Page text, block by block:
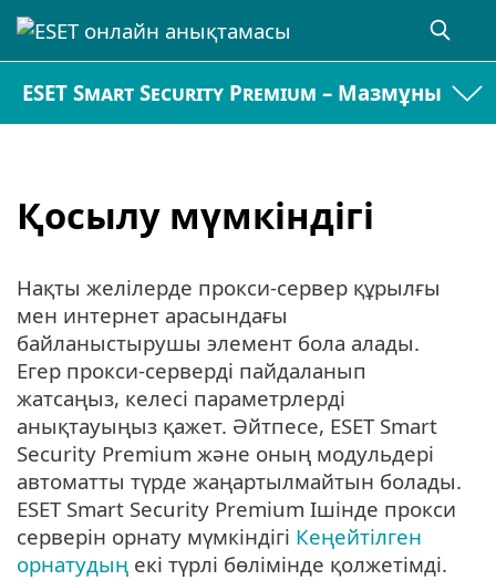
ESET Smart Security Premium – Мазмұны
Қосылу мүмкіндігі
Нақты желілерде прокси-сервер құрылғы
мен интернет арасындағы
байланыстырушы элемент бола алады.
Егер прокси-серверді пайдаланып
жатсаңыз, келесі параметрлерді
анықтауыңыз қажет. Әйтпесе, ESET Smart
Security Premium және оның модульдері
автоматты түрде жаңартылмайтын болады.
ESET Smart Security Premium Ішінде прокси
серверін орнату мүмкіндігі Кеңейтілген
орнатудың екі түрлі бөлімінде қолжетімді.